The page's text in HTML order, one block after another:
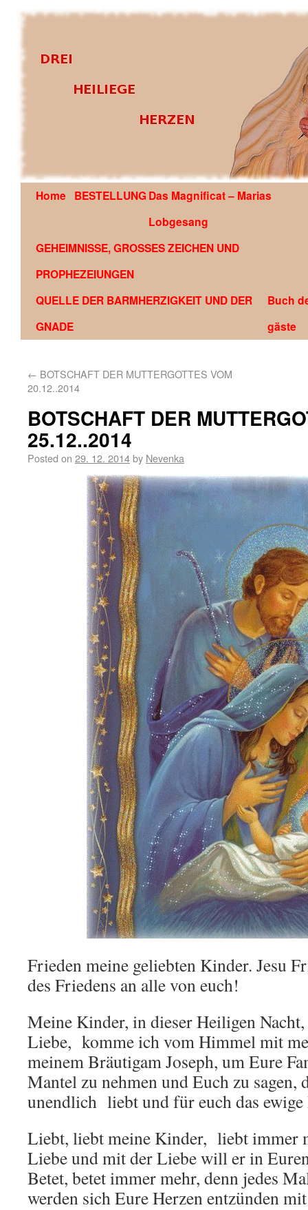
OFFENBARUNG AN EDSON GLAUBER DE SOUZA
Home BESTELLUNG Das Magnificat – Marias
Lobgesang
GEHEIMNISSE, GROSSES ZEICHEN UND
PROPHEZEIUNGEN
QUELLE DER BARMHERZIGKEIT UND DER
GNADE
Buch
gäste
← BOTSCHAFT DER MUTTERGOTTES VOM
20.12..2014
BOTSCHAFT DER
25.12..2014
Posted on 29. 12. 2014by Nevenka
Frieden meine geliebten Kinder. Jesu
des Friedens an alle von euch!
Meine Kinder, in dieser Heiligen
Liebe, komme ich vom Himmel mit
meinem Bräutigam Joseph, um Eure
Mantel zu nehmen und Euch zu sagen,
unendlich liebt und für euch das
Liebt, liebt meine Kinder, liebt immer
Liebe und mit der Liebe will er in
Betet, betet immer mehr, denn jedes
werden sich Eure Herzen entzünden